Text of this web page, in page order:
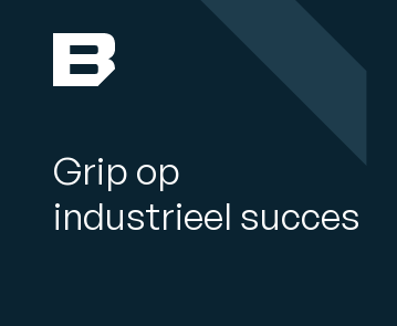
Grip op
industrieel succes